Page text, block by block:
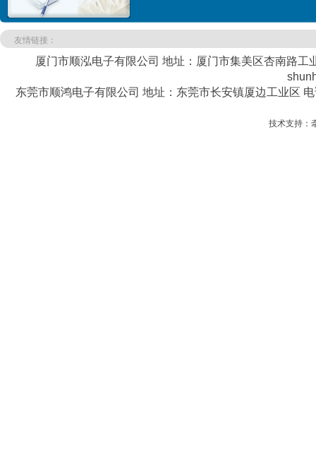
友情链接：
厦门市顺泓电子有限公司 地址：厦门市集美区杏南路
东莞市顺鸿电子有限公司 地址：东莞市长安镇厦边工业区
技术支持：